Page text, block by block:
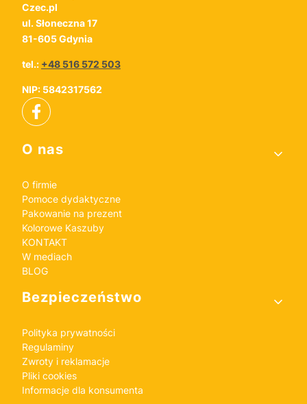
Czec.pl
ul. Słoneczna 17
81-605 Gdynia
tel.: +48 516 572 503
NIP: 5842317562
Linki w stopce
O nas
O firmie
Pomoce dydaktyczne
Pakowanie na prezent
Kolorowe Kaszuby
KONTAKT
W mediach
BLOG
Bezpieczeństwo
Polityka prywatności
Regulaminy
Zwroty i reklamacje
Pliki cookies
Informacje dla konsumenta